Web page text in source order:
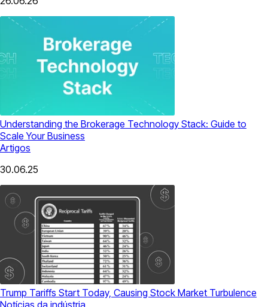
Understanding the Brokerage Technology Stack: Guide to
Scale Your Business
Artigos
30.06.25
Trump Tariffs Start Today, Causing Stock Market Turbulence